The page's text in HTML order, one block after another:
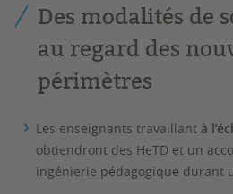
Des modalités de
au regard des
périmètres
Les enseignants travaillant à
obtiendront des HeTD et un
ingénierie pédagogique durant